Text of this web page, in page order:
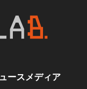
ースメディア